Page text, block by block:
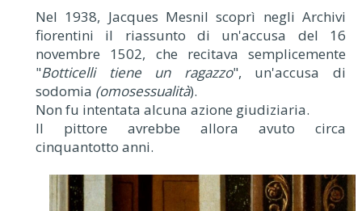
Nel 1938, Jacques Mesnil scoprì negli Archivi
fiorentini il riassunto di un'accusa del 16
novembre 1502, che recitava semplicemente
"Botticelli tiene un ragazzo", un'accusa di
sodomia (omosessualità).
Non fu intentata alcuna azione giudiziaria.
Il pittore avrebbe allora avuto circa
cinquantotto anni.